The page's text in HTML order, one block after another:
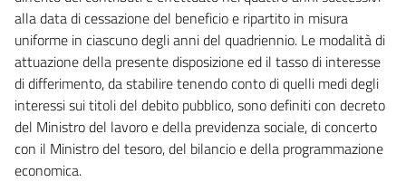
alla data di cessazione del beneficio e ripartito in misura
uniforme in ciascuno degli anni del quadriennio. Le modalità di
attuazione della presente disposizione ed il tasso di interesse
di differimento, da stabilire tenendo conto di quelli medi degli
interessi sui titoli del debito pubblico, sono definiti con decreto
del Ministro del lavoro e della previdenza sociale, di concerto
con il Ministro del tesoro, del bilancio e della programmazione
economica.